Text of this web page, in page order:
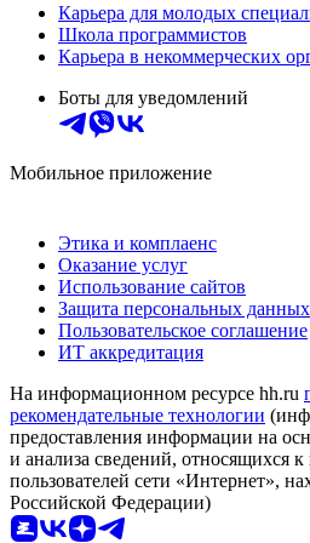
Карьера для молодых
Школа программистов
Карьера в некоммерческих
Боты для уведомлений
Мобильное приложение
Этика и комплаенс
Оказание услуг
Использование сайтов
Защита персональных данных
Пользовательское соглашение
ИТ аккредитация
На информационном ресурсе hh.ru
рекомендательные технологии
предоставления информации на
и анализа сведений, относящихся
пользователей сети «Интернет»,
Российской Федерации)